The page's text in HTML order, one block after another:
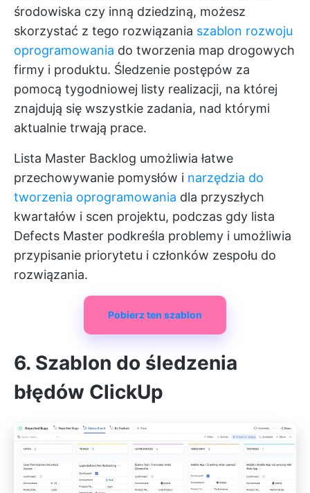
środowiska czy inną dziedziną, możesz
skorzystać z tego rozwiązania szablon rozwoju
oprogramowania do tworzenia map drogowych
firmy i produktu. Śledzenie postępów za
pomocą tygodniowej listy realizacji, na której
znajdują się wszystkie zadania, nad którymi
aktualnie trwają prace.
Lista Master Backlog umożliwia łatwe
przechowywanie pomysłów i narzędzia do
tworzenia oprogramowania dla przyszłych
kwartałów i scen projektu, podczas gdy lista
Defects Master podkreśla problemy i umożliwia
przypisanie priorytetu i członków zespołu do
rozwiązania.
Pobierz ten szablon
6. Szablon do śledzenia
błędów ClickUp